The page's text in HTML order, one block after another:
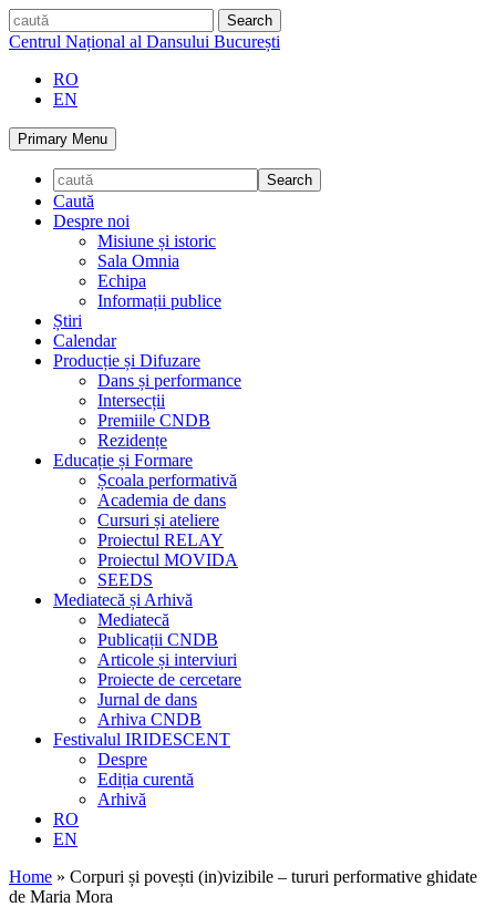
Skip
to
caută
Centrul Național al Dansului București
RO
EN
Primary Menu
Caută
Despre noi
Misiune și istoric
Sala Omnia
Echipa
Informații publice
Știri
Calendar
Producție și Difuzare
Dans și performance
Intersecții
Premiile CNDB
Rezidențe
Educație și Formare
Școala performativă
Academia de dans
Cursuri și ateliere
Proiectul RELAY
Proiectul MOVIDA
SEEDS
Mediatecă și Arhivă
Mediatecă
Publicații CNDB
Articole și interviuri
Proiecte de cercetare
Jurnal de dans
Arhiva CNDB
Festivalul IRIDESCENT
Despre
Ediția curentă
Arhivă
RO
EN
Home » Corpuri și povești (in)vizibile – tururi performative ghidate
de Maria Mora